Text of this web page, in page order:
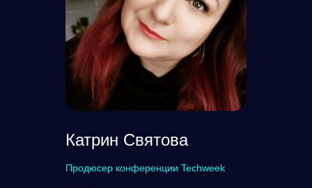
Катрин Святова
Продюсер конференции Techweek